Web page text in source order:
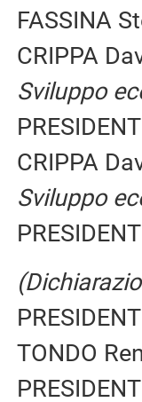
FASSINA
CRIPPA
Sviluppo
CRIPPA
Sviluppo
TONDO